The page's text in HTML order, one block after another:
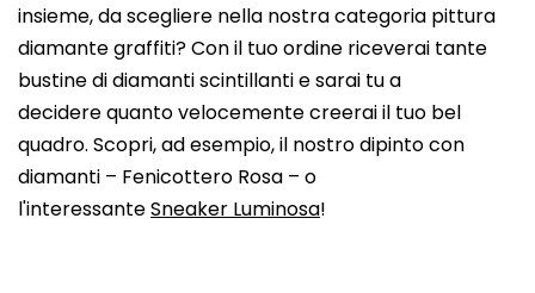
insieme, da scegliere nella nostra categoria pittura
diamante graffiti? Con il tuo ordine riceverai tante
bustine di diamanti scintillanti e sarai tu a
decidere quanto velocemente creerai il tuo bel
quadro. Scopri, ad esempio, il nostro dipinto con
diamanti – Fenicottero Rosa – o
l'interessanteSneaker Luminosa!